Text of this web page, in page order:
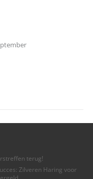
terug!
Zilveren Haring voor